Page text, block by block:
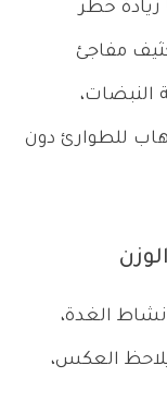
خطر
مفاجئ
النبضات،
للطوارئ دون
نشاط الغدة،
العكس،